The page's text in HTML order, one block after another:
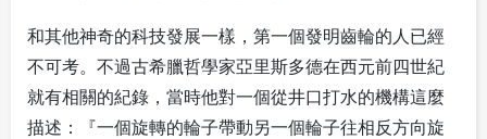
和其他神奇的科技發展一樣，第一個發明齒輪的人已經
不可考。不過古希臘哲學家亞里斯多德在西元前四世紀
就有相關的紀錄，當時他對一個從井口打水的機構這麼
描述：『一個旋轉的輪子帶動另一個輪子往相反方向旋